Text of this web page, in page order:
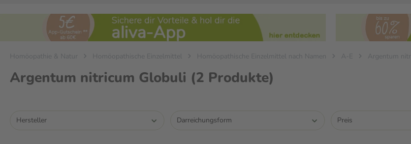
Homöopathie & Natur Homöopathische Einzelmittel Homöopathische Einzelmittel nach Namen A-E Argentum
Argentum nitricum Globuli (2 Produkte)
Hersteller Darreichungsform Preis